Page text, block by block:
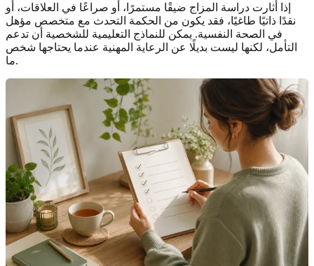
إذا أثارت دراسة المزاج ضيقًا مستمرًا، أو صراعًا في العلاقات، أو
نقدًا ذاتيًا طاغيًا، فقد يكون من الحكمة التحدث مع متخصص مؤهل
في الصحة النفسية. يمكن للنماذج التعليمية للشخصية أن تدعم
التأمل، لكنها ليست بديلًا عن الرعاية المهنية عندما يحتاجها شخص
ما.